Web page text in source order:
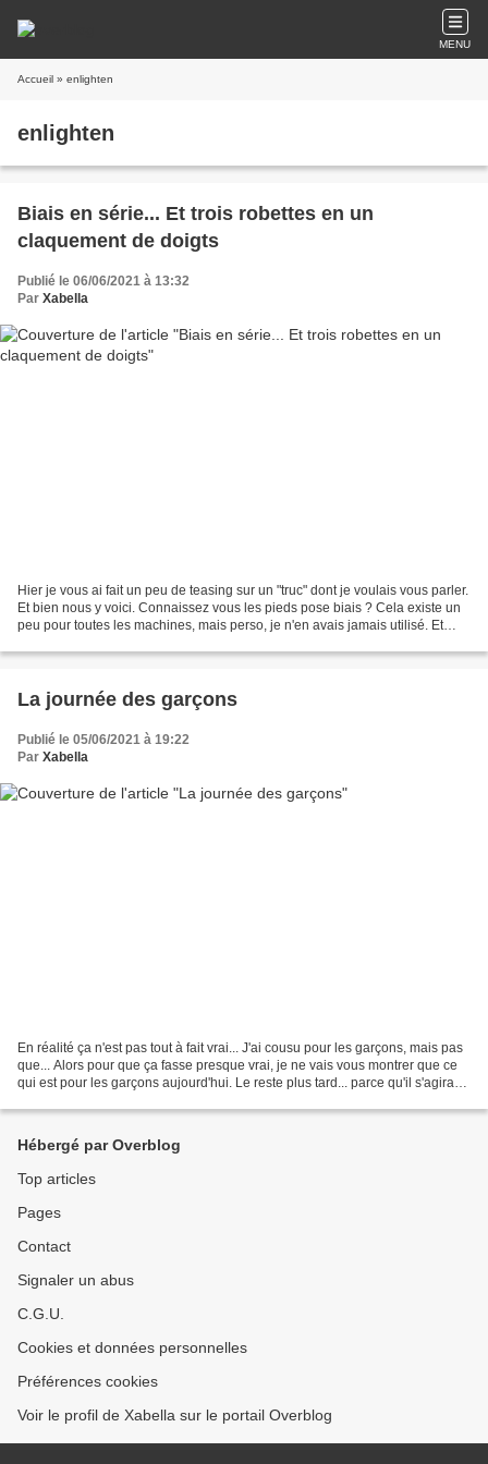
MENU
Accueil » enlighten
enlighten
Biais en série... Et trois robettes en un
claquement de doigts
Publié le 06/06/2021 à 13:32
Par Xabella
Hier je vous ai fait un peu de teasing sur un "truc" dont je voulais vous parler.
Et bien nous y voici. Connaissez vous les pieds pose biais ? Cela existe un
peu pour toutes les machines, mais perso, je n'en avais jamais utilisé. Et
La journée des garçons
Publié le 05/06/2021 à 19:22
Par Xabella
En réalité ça n'est pas tout à fait vrai... J'ai cousu pour les garçons, mais pas
que... Alors pour que ça fasse presque vrai, je ne vais vous montrer que ce
qui est pour les garçons aujourd'hui. Le reste plus tard... parce qu'il s'agira
Hébergé par Overblog
Top articles
Pages
Contact
Signaler un abus
C.G.U.
Cookies et données personnelles
Préférences cookies
Voir le profil de Xabella sur le portail Overblog